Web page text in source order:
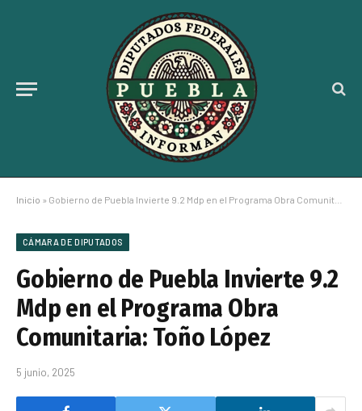
Inicio » Gobierno de Puebla Invierte 9.2 Mdp en el Programa Obra Comunitaria: Toño López
CÁMARA DE DIPUTADOS
Gobierno de Puebla Invierte 9.2
Mdp en el Programa Obra
Comunitaria: Toño López
5 junio, 2025